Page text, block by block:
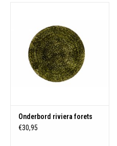
Onderbord riviera forets
€30,95